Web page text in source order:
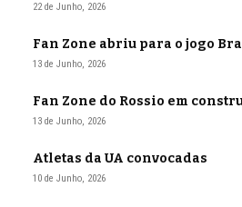
22 de Junho, 2026
Fan Zone abriu para o jogo
13 de Junho, 2026
Fan Zone do Rossio em
13 de Junho, 2026
Atletas da UA convocadas
10 de Junho, 2026